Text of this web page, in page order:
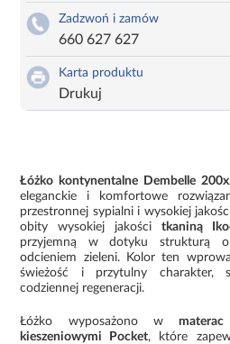
Zadzwoń i zamów
660 627 627
Karta produktu
Drukuj
Łóżko kontynentalne Dembelle
eleganckie i komfortowe
przestronnej sypialni i wysokiej
obity wysokiej jakości tkaniną
przyjemną w dotyku strukturą
odcieniem zieleni. Kolor ten
świeżość i przytulny charakter,
codziennej regeneracji.
Łóżko wyposażono w
kieszeniowymi Pocket, które